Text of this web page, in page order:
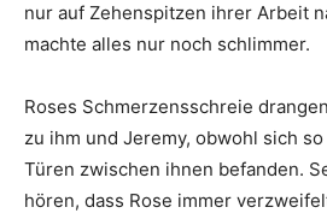
nur auf Zehenspitzen ihrer Arbeit
machte alles nur noch schlimmer.
Roses Schmerzensschreie
zu ihm und Jeremy, obwohl sich
Türen zwischen ihnen befanden.
hören, dass Rose immer